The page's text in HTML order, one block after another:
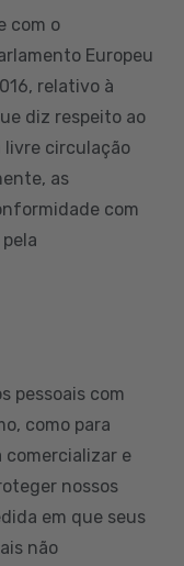
com o
Europeu
relativo à
diz respeito ao
livre circulação
as
com
pessoais com
como para
comercializar e
nossos
em que seus
não